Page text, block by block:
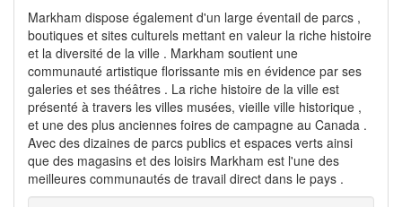
Markham dispose également d'un large éventail de parcs ,
boutiques et sites culturels mettant en valeur la riche histoire
et la diversité de la ville . Markham soutient une
communauté artistique florissante mis en évidence par ses
galeries et ses théâtres . La riche histoire de la ville est
présenté à travers les villes musées, vieille ville historique ,
et une des plus anciennes foires de campagne au Canada .
Avec des dizaines de parcs publics et espaces verts ainsi
que des magasins et des loisirs Markham est l'une des
meilleures communautés de travail direct dans le pays .